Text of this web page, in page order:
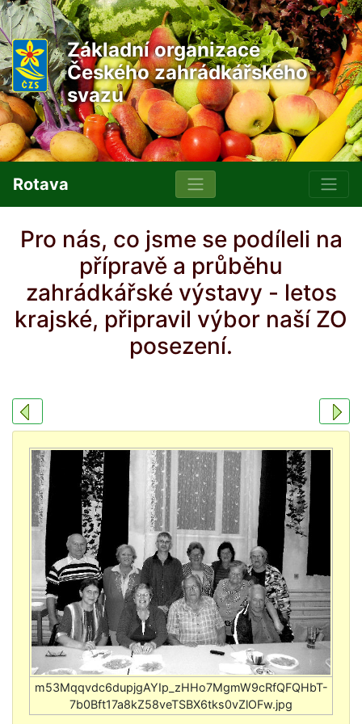
Základní organizace
Českého zahrádkářského
svazu
Rotava
Pro nás, co jsme se podíleli na
přípravě a průběhu
zahrádkářské výstavy - letos
krajské, připravil výbor naší ZO
posezení.